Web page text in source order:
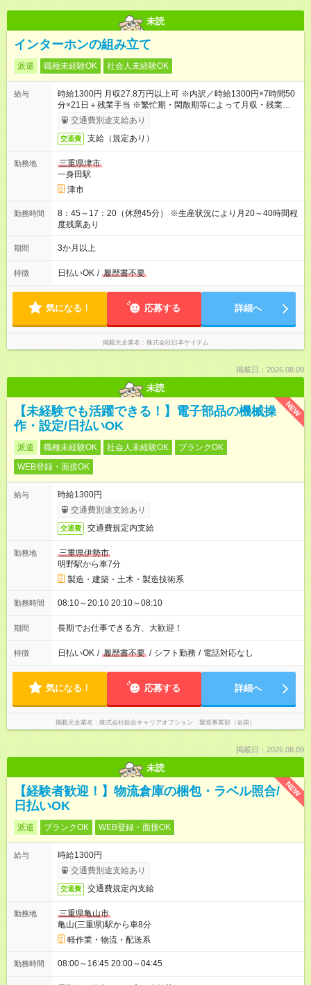
未読
インターホンの組み立て
派遣 職種未経験OK 社会人未経験OK
給与
時給1300円 月収27.8万円以上可 ※内訳／時給1300円×7時間50
分×21日＋残業手当 ※繁忙期・閑散期等によって月収・残業時間
は変動します ＊日払い・仮払いOK（アプリでカンタン申請！）
交通費別途支給あり
交通費 支給（規定あり）
勤務地
三重県津市
一身田駅
津市
勤務時間
8：45～17：20（休憩45分） ※生産状況により月20～40時間程
度残業あり
期間 3か月以上
特徴 日払いOK / 履歴書不要
気になる！ 応募する 詳細へ
掲載元企業名 株式会社日本ケイテム
掲載日：2026.08.09
未読
NEW
【未経験でも活躍できる！】電子部品の機械操
作・設定/日払いOK
派遣 職種未経験OK 社会人未経験OK
ブランクOK
WEB登録・面接OK
給与
時給1300円
交通費別途支給あり
交通費 交通費規定内支給
勤務地
三重県伊勢市
明野駅から車7分
製造・建築・土木・製造技術系
勤務時間 08:10～20:10 20:10～08:10
期間 長期でお仕事できる方、大歓迎！
特徴 日払いOK / 履歴書不要 / シフト勤務 / 電話対応なし
気になる！ 応募する 詳細へ
掲載元企業名 株式会社綜合キャリアオプション 製造事業部（全国）
掲載日：2026.08.09
未読
NEW
【経験者歓迎！】物流倉庫の梱包・ラベル照合/
日払いOK
派遣 ブランクOK WEB登録・面接OK
給与
時給1300円
交通費別途支給あり
交通費 交通費規定内支給
勤務地
三重県亀山市
亀山(三重県)駅から車8分
軽作業・物流・配送系
勤務時間 08:00～16:45 20:00～04:45